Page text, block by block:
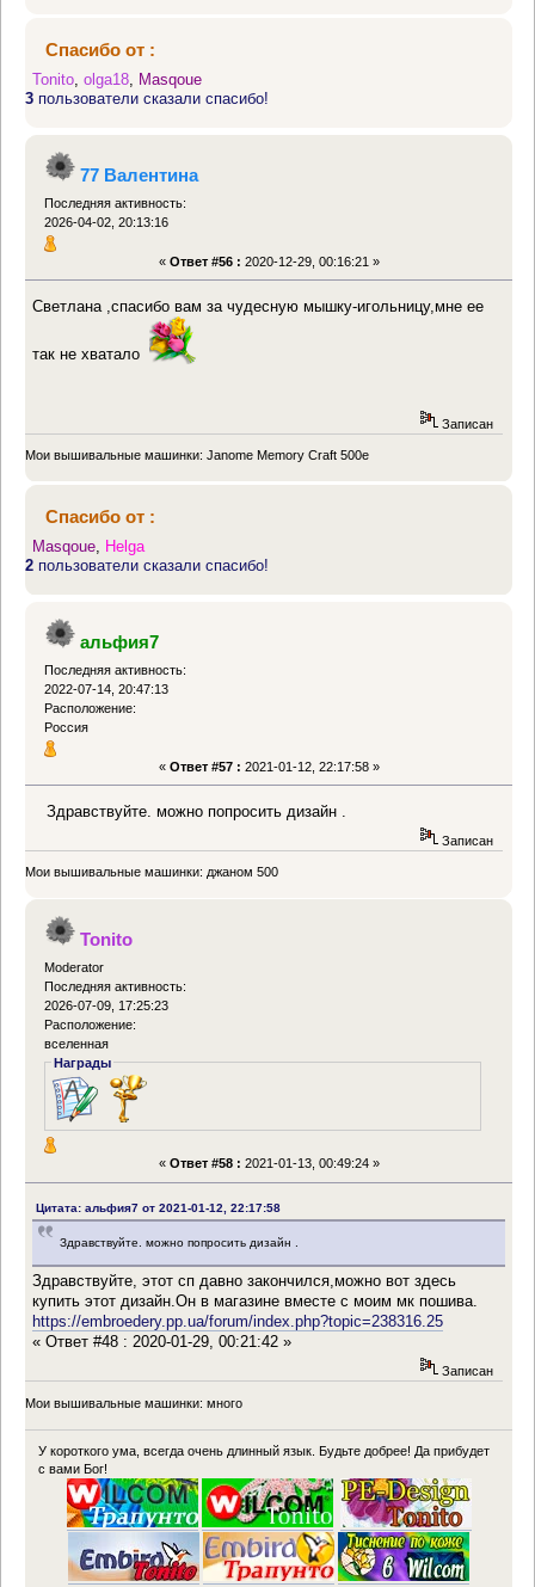
Спасибо от :
Tonito ,olga18 Masqoue
3 пользователи сказали спасибо!
77 Валентина
Последняя активность:
2026-04-02, 20:13:16
« Ответ #56 : 2020-12-29, 00:16:21 »
Светлана ,спасибо вам за чудесную мышку-игольницу,мне ее
так не хватало
Записан
Мои вышивальные машинки: Janome Memory Craft 500e
Спасибо от :
Masqoue Helga
2 пользователи сказали спасибо!
альфия7
Последняя активность:
2022-07-14, 20:47:13
Расположение:
Россия
« Ответ #57 : 2021-01-12, 22:17:58 »
Здравствуйте. можно попросить дизайн .
Записан
Мои вышивальные машинки: джаном 500
Tonito
Moderator
Последняя активность:
2026-07-09, 17:25:23
Расположение:
вселенная
Награды
« Ответ #58 : 2021-01-13, 00:49:24 »
Цитата: альфия7 от 2021-01-12, 22:17:58
Здравствуйте. можно попросить дизайн .
Здравствуйте, этот сп давно закончился,можно вот здесь
купить этот дизайн.Он в магазине вместе с моим мк пошива.
https://embroedery.pp.ua/forum/index.php?topic=238316.25
« Ответ #48 : 2020-01-29, 00:21:42 »
Записан
Мои вышивальные машинки: много
У короткого ума, всегда очень длинный язык. Будьте добрее! Да прибудет
с вами Бог!